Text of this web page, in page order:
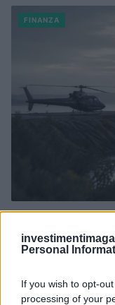
Personal
If you wish to opt-
processing of your
FINANZA
Reparti aeronavali
Francesca Galli · 8 Ago 2026